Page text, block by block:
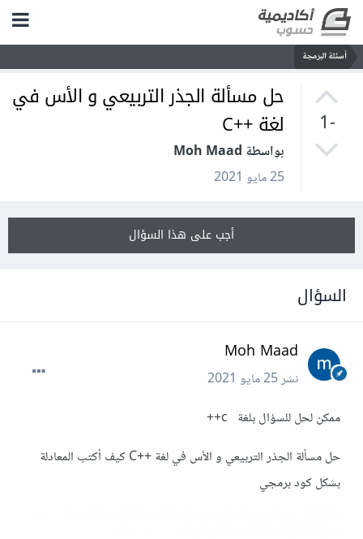
أسئلة البرمجة
-1
حل مسألة الجذر التربيعي و الأس في
لغة ++C
بواسطة Moh Maad
25 مايو 2021
أجب على هذا السؤال
السؤال
Moh Maad
نشر25 مايو 2021
ممكن لحل للسؤال بلغة c++
حل مسألة الجذر التربيعي و الأس في لغة ++C كيف أكتب المعادلة
بشكل كود برمجي